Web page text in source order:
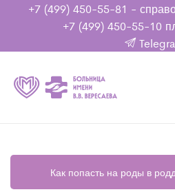
+7 (499) 450-55-81 -
+7 (499) 450-55-10
Как попасть на роды в